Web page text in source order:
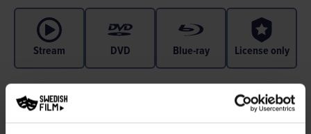
Stream DVD Blue-ray License only